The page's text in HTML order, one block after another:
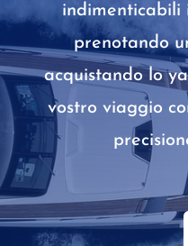
indimenticabili
prenotando
acquistando lo
vostro viaggio